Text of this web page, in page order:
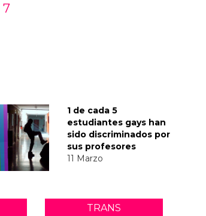
7
1 de cada 5
estudiantes gays han
sido discriminados por
sus profesores
11 Marzo
TRANS